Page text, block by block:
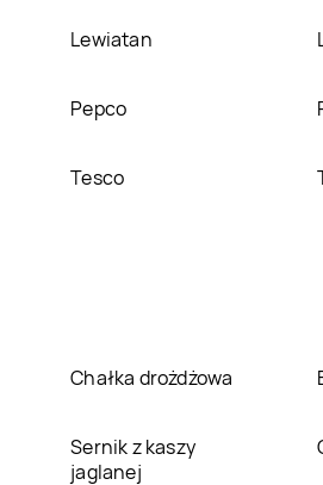
Lewiatan
Pepco
Tesco
Chałka drożdżowa
Sernik z kaszy
jaglanej